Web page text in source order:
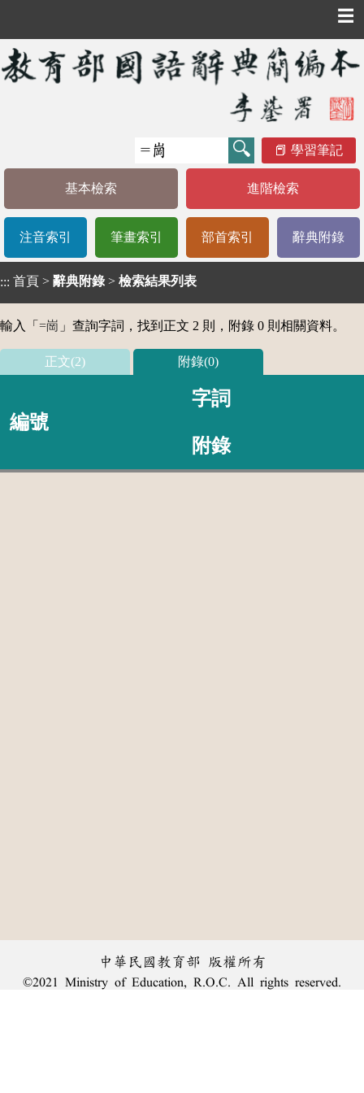
☰
學習筆記
基本檢索 進階檢索
注音索引 筆畫索引 部首索引 辭典附錄
::: 首頁 > 辭典附錄 > 檢索結果列表
輸入「 =崗 」查詢字詞，找到正文 2 則，附錄 0 則相關資料。
正文(2) 附錄(0)
編號
字詞
附錄
中華民國教育部 版權所有
©2021 Ministry of Education, R.O.C. All rights reserved.